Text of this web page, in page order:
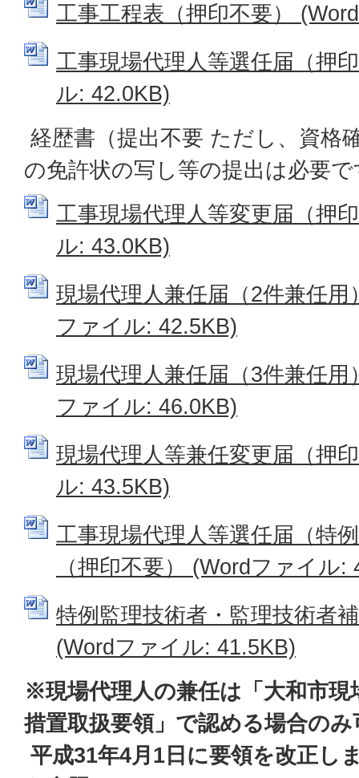
工事工程表（押印不要）
工事現場代理人等選任届（押
ル: 42.0KB)
経歴書（提出不要 ただし、資格
の免許状の写し等の提出は必要
工事現場代理人等変更届（押
ル: 43.0KB)
現場代理人兼任届（2件兼任用
ファイル: 42.5KB)
現場代理人兼任届（3件兼任用
ファイル: 46.0KB)
現場代理人等兼任変更届（押
ル: 43.5KB)
工事現場代理人等選任届（特
（押印不要） (Wordファイル:
特例監理技術者・監理技術者
(Wordファイル: 41.5KB)
※現場代理人の兼任は「大和市現
措置取扱要領」で認める場合の
平成31年4月1日に要領を改正し